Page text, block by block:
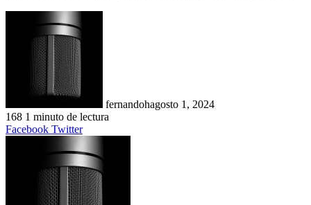
fernandohagosto 1, 2024
168 1 minuto de lectura
Facebook TwitterLinkedIn
Tumblr
Pinterest
Reddit
VKontakte
Compartir
correo
electrónico
Imprimir